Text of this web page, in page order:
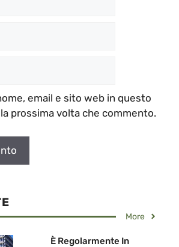
email e sito web in questo
prossima volta che commento.
More
È Regolarmente In